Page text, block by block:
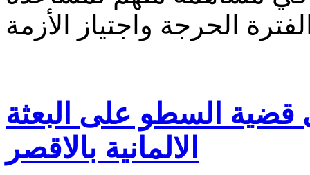
قضية السطو على البعثة
الالمانية بالاقصر